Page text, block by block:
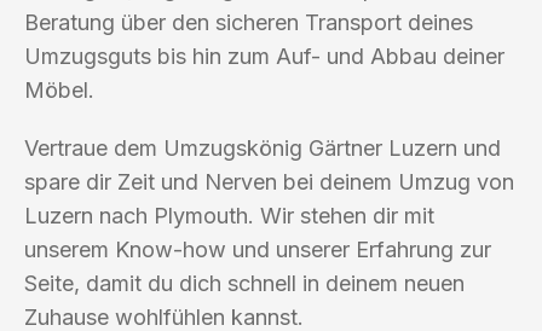
Beratung über den sicheren Transport deines
Umzugsguts bis hin zum Auf- und Abbau deiner
Möbel.
Vertraue dem Umzugskönig Gärtner Luzern und
spare dir Zeit und Nerven bei deinem Umzug von
Luzern nach Plymouth. Wir stehen dir mit
unserem Know-how und unserer Erfahrung zur
Seite, damit du dich schnell in deinem neuen
Zuhause wohlfühlen kannst.